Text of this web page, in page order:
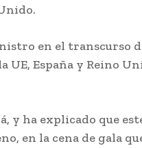
en el transcurso
UE, España y Reino
y ha explicado que
en la cena de gala